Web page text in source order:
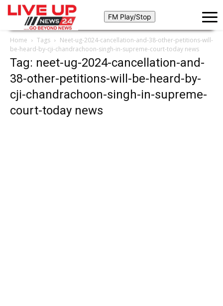
Home Tags
Neet-ug-2024-cancellation-and-38-other-petitions-will-
be-heard-by-cji-chandrachoon-singh-in-supreme-court-today news
Tag: neet-ug-2024-cancellation-and-
38-other-petitions-will-be-heard-by-
cji-chandrachoon-singh-in-supreme-
court-today news